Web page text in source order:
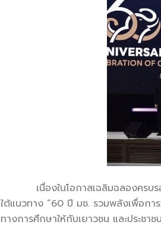
เนื่องในโอกาสเฉลิมฉลองครบรอ
ใต้แนวทาง “60 ปี มช. รวมพลังเพื่อก
ทางการศึกษาให้กับเยาวชน และประชา